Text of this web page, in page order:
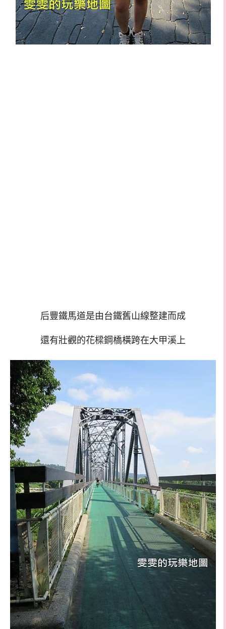
后豐鐵馬道是由台鐵舊山線整建而成
還有壯觀的花樑鋼橋橫跨在大甲溪上